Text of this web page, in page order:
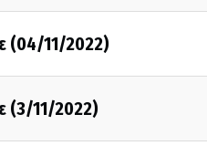
(04/11/2022)
(3/11/2022)